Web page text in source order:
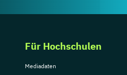
Für Hochschulen
Mediadaten